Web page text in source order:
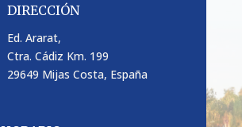
DIRECCIÓN
Ed. Ararat,
Ctra. Cádiz Km. 199
29649 Mijas Costa, España